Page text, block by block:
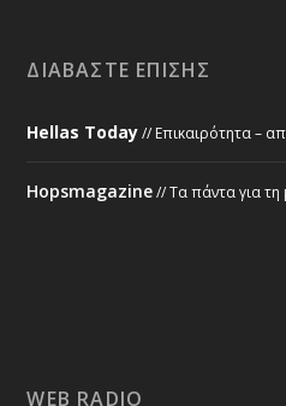
ΔΙΑΒΆΣΤΕ ΕΠΊΣΗΣ
Hellas Today// Επικαιρότητα –
Hopsmagazine// Τα πάντα για τη
WEB RADIO